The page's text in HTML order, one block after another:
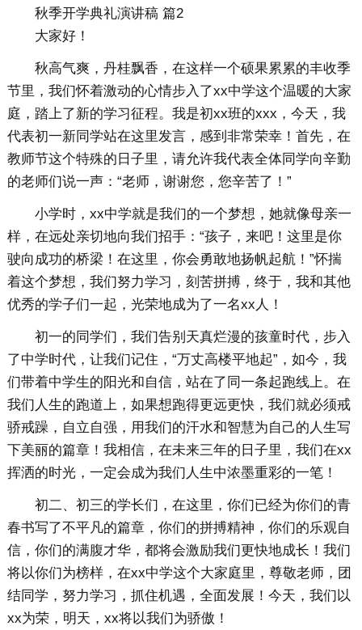
秋季开学典礼演讲稿 篇2
大家好！
秋高气爽，丹桂飘香，在这样一个硕果累累的丰收季
节里，我们怀着激动的心情步入了xx中学这个温暖的大家
庭，踏上了新的学习征程。我是初xx班的xxx，今天，我
代表初一新同学站在这里发言，感到非常荣幸！首先，在
教师节这个特殊的日子里，请允许我代表全体同学向辛勤
的老师们说一声：“老师，谢谢您，您辛苦了！”
小学时，xx中学就是我们的一个梦想，她就像母亲一
样，在远处亲切地向我们招手：“孩子，来吧！这里是你
驶向成功的桥梁！在这里，你会勇敢地扬帆起航！”怀揣
着这个梦想，我们努力学习，刻苦拼搏，终于，我和其他
优秀的学子们一起，光荣地成为了一名xx人！
初一的同学们，我们告别天真烂漫的孩童时代，步入
了中学时代，让我们记住，“万丈高楼平地起”，如今，我
们带着中学生的阳光和自信，站在了同一条起跑线上。在
我们人生的跑道上，如果想跑得更远更快，我们就必须戒
骄戒躁，自立自强，用我们的汗水和智慧为自己的人生写
下美丽的篇章！我相信，在未来三年的日子里，我们在xx
挥洒的时光，一定会成为我们人生中浓墨重彩的一笔！
初二、初三的学长们，在这里，你们已经为你们的青
春书写了不平凡的篇章，你们的拼搏精神，你们的乐观自
信，你们的满腹才华，都将会激励我们更快地成长！我们
将以你们为榜样，在xx中学这个大家庭里，尊敬老师，团
结同学，努力学习，抓住机遇，全面发展！今天，我们以
xx为荣，明天，xx将以我们为骄傲！